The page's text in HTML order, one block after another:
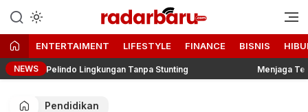
radarbaru.com
Informasi Berita Terbaru dan
Terkini Hari Ini
ENTERTAIMENT LIFESTYLE FINANCE BISNIS
NEWS
Pelindo Lingkungan Tanpa Stunting Menjaga Tenun,
Pendidikan